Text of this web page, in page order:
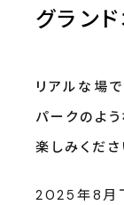
グランド
リアルな場
パークのよ
楽しみくださ
2025年8月